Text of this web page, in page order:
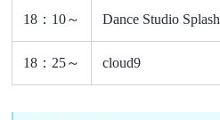
18：10～ Dance Studio Splash
18：25～ cloud9